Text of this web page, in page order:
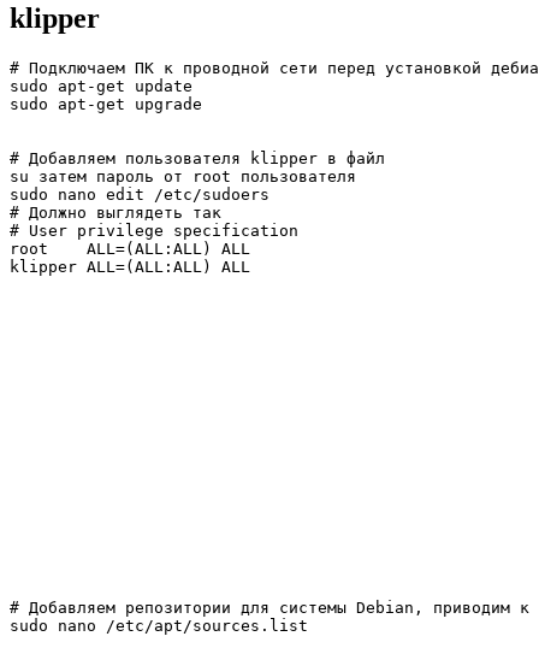
klipper
# Подключаем ПК к проводной сети перед установкой
sudo apt-get update
sudo apt-get upgrade
# Добавляем пользователя klipper в файл
su затем пароль от root пользователя
sudo nano edit /etc/sudoers
# Должно выглядеть так
# User privilege specification
root    ALL=(ALL:ALL) ALL
klipper ALL=(ALL:ALL) ALL
# Добавляем репозитории для системы Debian, приводим
sudo nano /etc/apt/sources.list